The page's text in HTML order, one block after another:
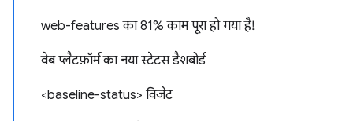
web-features का 81% काम पूरा हो गया है!
वेब प्लैटफ़ॉर्म का नया स्टेटस डैशबोर्ड
<baseline-status> विजेट